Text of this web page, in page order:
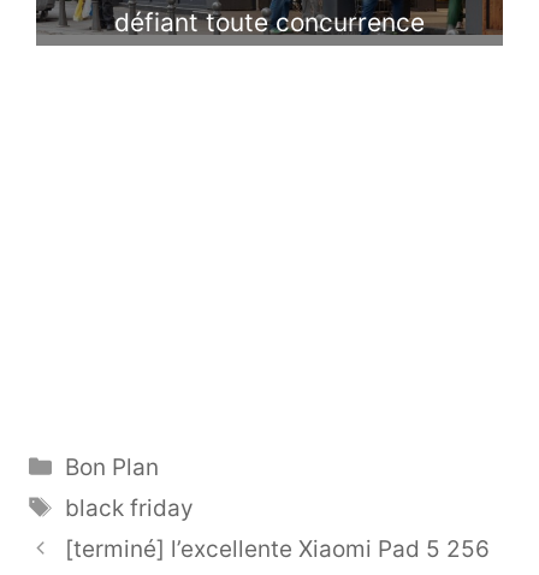
défiant toute concurrence
Catégories
Bon Plan
Étiquettes
black friday
[terminé] l’excellente Xiaomi Pad 5 256